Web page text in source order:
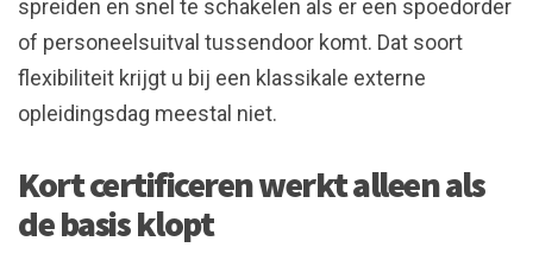
spreiden en snel te schakelen als er een spoedorder
of personeelsuitval tussendoor komt. Dat soort
flexibiliteit krijgt u bij een klassikale externe
opleidingsdag meestal niet.
Kort certificeren werkt alleen als
de basis klopt